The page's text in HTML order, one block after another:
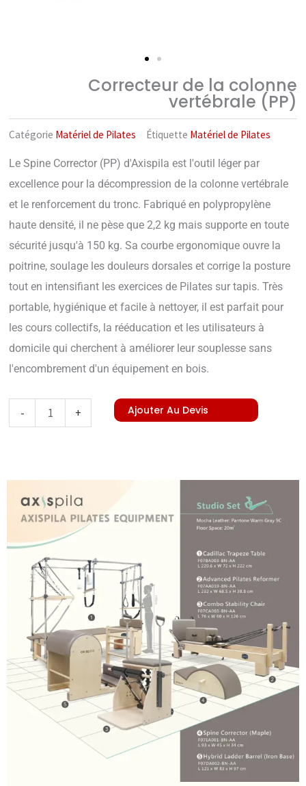
Correcteur de la colonne
vertébrale (PP)
Catégorie Matériel de Pilates Étiquette Matériel de Pilates
Le Spine Corrector (PP) d'Axispila est l'outil léger par
excellence pour la décompression de la colonne vertébrale
et le renforcement du tronc. Fabriqué en polypropylène
haute densité, il ne pèse que 2,2 kg mais supporte en toute
sécurité jusqu'à 150 kg. Sa courbe ergonomique ouvre la
poitrine, soulage les douleurs dorsales et corrige la posture
tout en intensifiant les exercices de Pilates sur tapis. Très
portable, hygiénique et facile à nettoyer, il est parfait pour
les cours collectifs, la rééducation et les utilisateurs à
domicile qui cherchent à améliorer leur souplesse sans
l'encombrement d'un équipement en bois.
-
quantité
de
+ Ajouter Au Devis